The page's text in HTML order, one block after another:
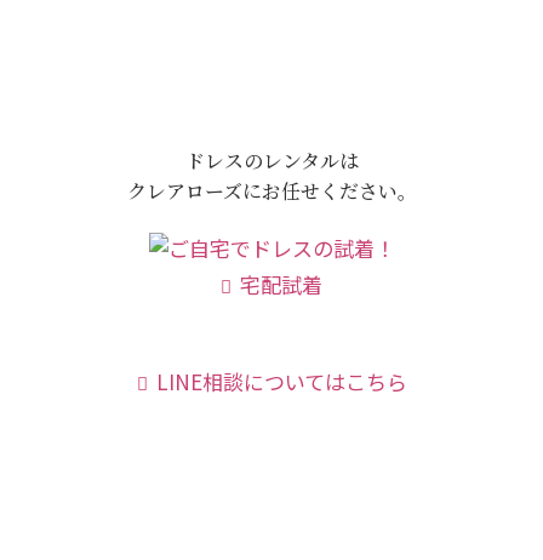
ドレスのレンタルは
クレアローズにお任せください。
宅配試着
LINE相談についてはこちら